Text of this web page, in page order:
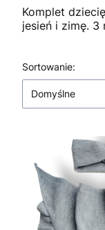
Komplet
jesień i zimę. 3
Lista
Sortowanie:
Domyślne